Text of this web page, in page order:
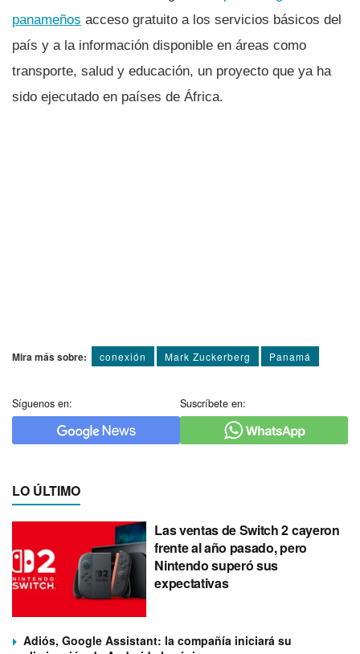
panameños acceso gratuito a los servicios básicos del
paí­s y a la información disponible en áreas como
transporte, salud y educación, un proyecto que ya ha
sido ejecutado en paí­ses de África.
Mira más sobre: conexión Mark Zuckerberg Panamá
Síguenos en: Suscríbete en:
LO ÚLTIMO
Las ventas de Switch 2 cayeron
frente al año pasado, pero
Nintendo superó sus
expectativas
Adiós, Google Assistant: la compañía iniciará su